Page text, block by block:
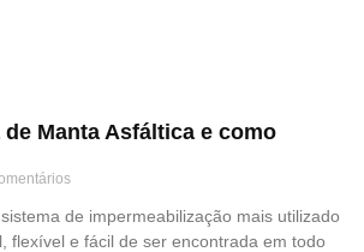
Manta Asfáltica e como
de impermeabilização mais utilizado
flexível e fácil de ser encontrada em todo